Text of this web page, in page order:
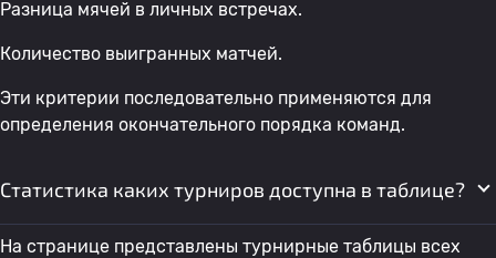
Разница мячей в личных встречах.
Количество выигранных матчей.
Эти критерии последовательно применяются для
определения окончательного порядка команд.
Статистика каких турниров доступна в таблице?
На странице представлены турнирные таблицы всех